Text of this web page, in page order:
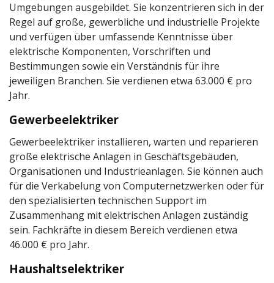
Umgebungen ausgebildet. Sie konzentrieren sich in der
Regel auf große, gewerbliche und industrielle Projekte
und verfügen über umfassende Kenntnisse über
elektrische Komponenten, Vorschriften und
Bestimmungen sowie ein Verständnis für ihre
jeweiligen Branchen. Sie verdienen etwa 63.000 € pro
Jahr.
Gewerbeelektriker
Gewerbeelektriker installieren, warten und reparieren
große elektrische Anlagen in Geschäftsgebäuden,
Organisationen und Industrieanlagen. Sie können auch
für die Verkabelung von Computernetzwerken oder für
den spezialisierten technischen Support im
Zusammenhang mit elektrischen Anlagen zuständig
sein. Fachkräfte in diesem Bereich verdienen etwa
46.000 € pro Jahr.
Haushaltselektriker